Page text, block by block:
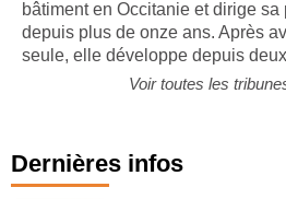
bâtiment en Occitanie et dirige sa
depuis plus de onze ans. Après
seule, elle développe depuis
Voir toutes les
Dernières infos